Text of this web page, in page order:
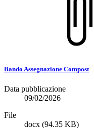
Bando Assegnazione Compost
Data pubblicazione
09/02/2026
File
docx (94.35 KB)